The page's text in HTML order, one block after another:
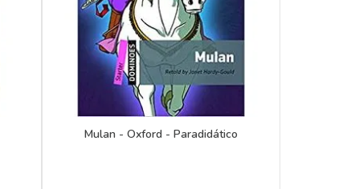
Mulan - Oxford - Paradidático